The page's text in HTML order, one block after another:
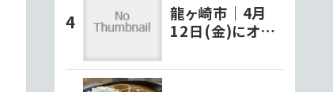
龍ヶ崎市｜4月
12日(金)にオー
店『タキザワクレ